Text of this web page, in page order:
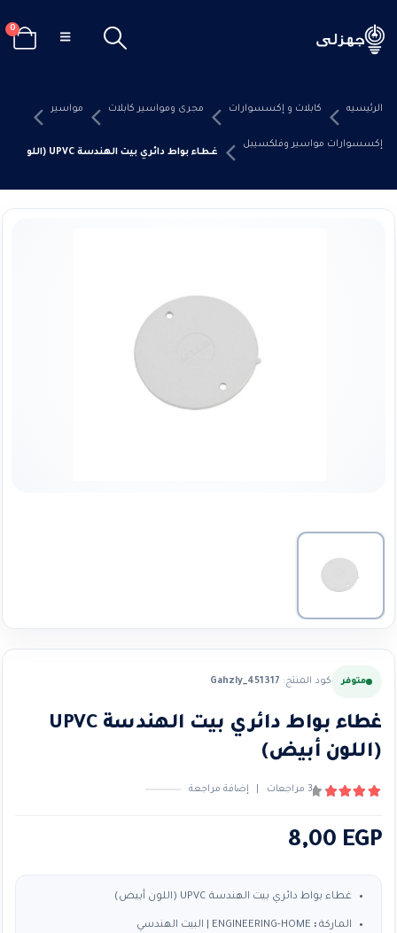
0
الرئيسيه كابلات و إكسسوارات مجرى ومواسير كابلات مواسير
إكسسوارات مواسير وفلكسيبل
غطاء بواط دائري بيت الهندسة UPVC (اللون أبيض)
متوفر كود المنتج: Gahzly_451317
غطاء بواط دائري بيت الهندسة UPVC
(اللون أبيض)
3 مراجعات إضافة مراجعة
8,00 EGP
غطاء بواط دائري بيت الهندسة UPVC (اللون أبيض)
الماركة :